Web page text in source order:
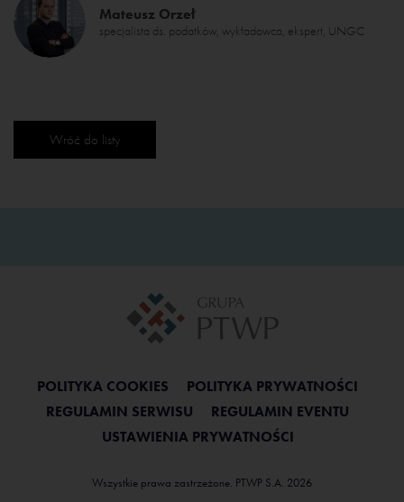
Mateusz Orzeł
specjalista ds. podatków, wykładowca, ekspert, UNGC
Wróć do listy
Wszystkie prawa zastrzeżone. PTWP S.A. 2026
POLITYKA COOKIES
POLITYKA PRYWATNOŚCI
REGULAMIN SERWISU
REGULAMIN EVENTU
USTAWIENIA PRYWATNOŚCI